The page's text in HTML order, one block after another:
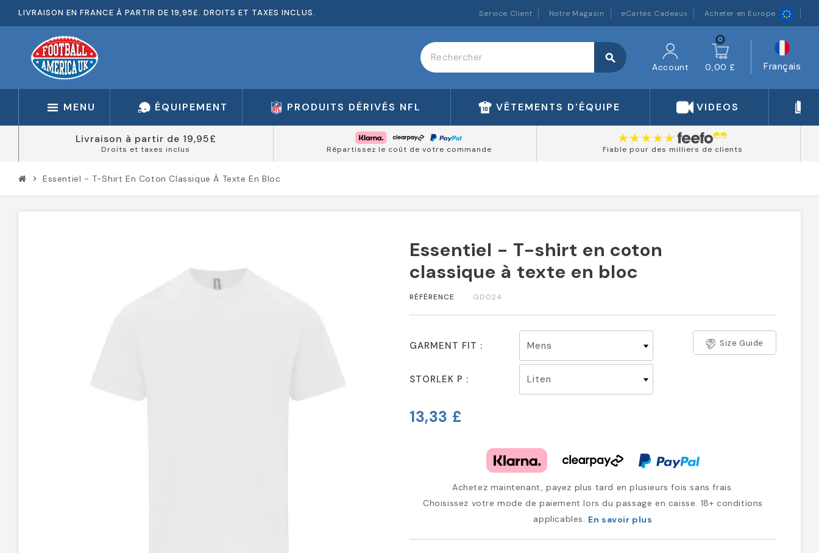
LIVRAISON EN FRANCE À PARTIR DE 19,95£. DROITS ET TAXES INCLUS. Service Client Notre Magasin eCartes Cadeaux Acheter en Europe
search
Account
0
0,00 £ Français
MENU ÉQUIPEMENT PRODUITS DÉRIVÉS NFL VÊTEMENTS D'ÉQUIPE VIDEOS
Livraison à partir de 19,95£
Droits et taxes inclus Répartissez le coût de votre commande Fiable pour des milliers de clients
chevron_right Essentiel - T-Shirt En Coton Classique À Texte En Bloc
Essentiel - T-shirt en coton
classique à texte en bloc
RÉFÉRENCE GD024
GARMENT FIT : Size Guide
STORLEK P :
13,33 £
Achetez maintenant, payez plus tard en plusieurs fois sans frais.
Choisissez votre mode de paiement lors du passage en caisse. 18+ conditions
applicables. En savoir plus